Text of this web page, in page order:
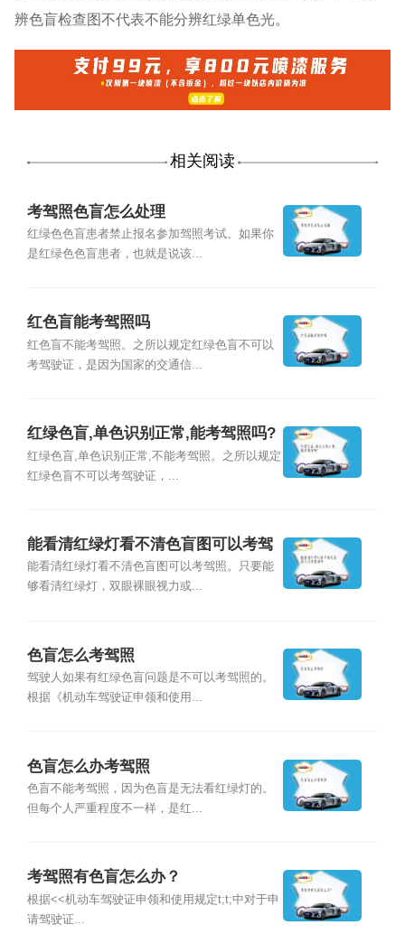
辨色盲检查图不代表不能分辨红绿单色光。
相关阅读
考驾照色盲怎么处理
红绿色色盲患者禁止报名参加驾照考试。如果你
是红绿色色盲患者，也就是说该...
红色盲能考驾照吗
红色盲不能考驾照。之所以规定红绿色盲不可以
考驾驶证，是因为国家的交通信...
红绿色盲,单色识别正常,能考驾照吗?
红绿色盲,单色识别正常,不能考驾照。之所以规定
红绿色盲不可以考驾驶证，...
能看清红绿灯看不清色盲图可以考驾
照吗
能看清红绿灯看不清色盲图可以考驾照。只要能
够看清红绿灯，双眼裸眼视力或...
色盲怎么考驾照
驾驶人如果有红绿色盲问题是不可以考驾照的。
根据《机动车驾驶证申领和使用...
色盲怎么办考驾照
色盲不能考驾照，因为色盲是无法看红绿灯的。
但每个人严重程度不一样，是红...
考驾照有色盲怎么办？
根据<<机动车驾驶证申领和使用规定t;t;中对于申
请驾驶证...